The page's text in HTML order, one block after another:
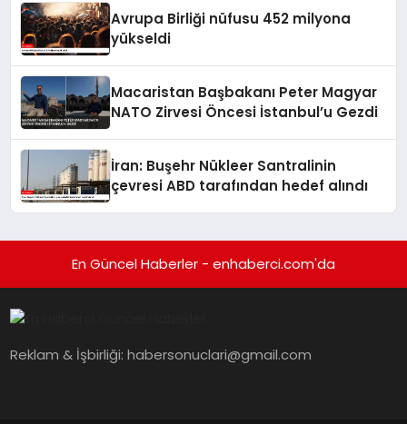
Avrupa Birliği nüfusu 452 milyona
yükseldi
Macaristan Başbakanı Peter Magyar
NATO Zirvesi Öncesi İstanbul’u Gezdi
İran: Buşehr Nükleer Santralinin
çevresi ABD tarafından hedef alındı
En Güncel Haberler - enhaberci.com'da
Reklam & İşbirliği:habersonuclari@gmail.com